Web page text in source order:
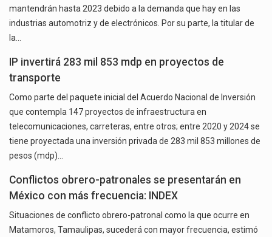
mantendrán hasta 2023 debido a la demanda que hay en las
industrias automotriz y de electrónicos. Por su parte, la titular de
la…
IP invertirá 283 mil 853 mdp en proyectos de
transporte
Como parte del paquete inicial del Acuerdo Nacional de Inversión
que contempla 147 proyectos de infraestructura en
telecomunicaciones, carreteras, entre otros; entre 2020 y 2024 se
tiene proyectada una inversión privada de 283 mil 853 millones de
pesos (mdp)…
Conflictos obrero-patronales se presentarán en
México con más frecuencia: INDEX
Situaciones de conflicto obrero-patronal como la que ocurre en
Matamoros, Tamaulipas, sucederá con mayor frecuencia, estimó